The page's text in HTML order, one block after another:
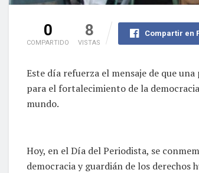
0
COMPARTIDO
8
VISTAS
Compartir en
Este día refuerza el mensaje de que
para el fortalecimiento de la
mundo.
Hoy, en el Día del Periodista, se
democracia y guardián de los derechos